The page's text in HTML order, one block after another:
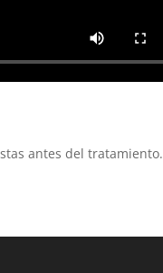
antes del tratamiento.